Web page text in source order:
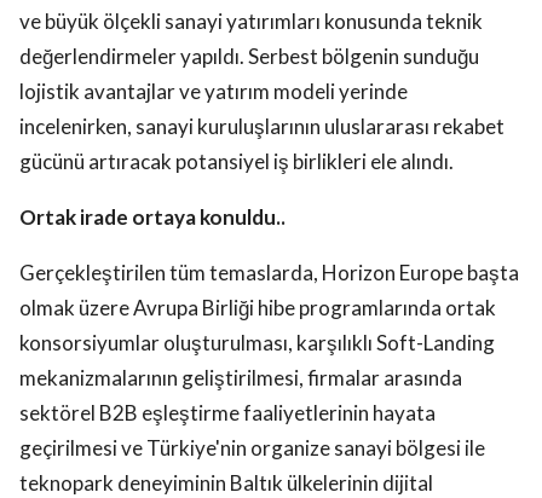
ve büyük ölçekli sanayi yatırımları konusunda teknik
değerlendirmeler yapıldı. Serbest bölgenin sunduğu
lojistik avantajlar ve yatırım modeli yerinde
incelenirken, sanayi kuruluşlarının uluslararası rekabet
gücünü artıracak potansiyel iş birlikleri ele alındı.
Ortak irade ortaya konuldu..
Gerçekleştirilen tüm temaslarda, Horizon Europe başta
olmak üzere Avrupa Birliği hibe programlarında ortak
konsorsiyumlar oluşturulması, karşılıklı Soft-Landing
mekanizmalarının geliştirilmesi, firmalar arasında
sektörel B2B eşleştirme faaliyetlerinin hayata
geçirilmesi ve Türkiye'nin organize sanayi bölgesi ile
teknopark deneyiminin Baltık ülkelerinin dijital